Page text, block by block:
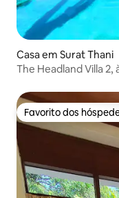
Casa em Surat Thani
The Headland Villa
Favorito dos
Favorito dos